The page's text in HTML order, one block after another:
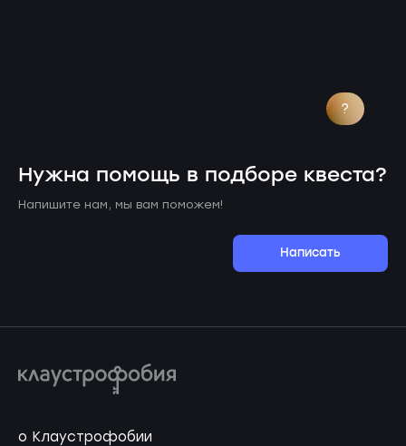
?
Нужна помощь в подборе квеста?
Напишите нам, мы вам поможем!
Написать
о Клаустрофобии